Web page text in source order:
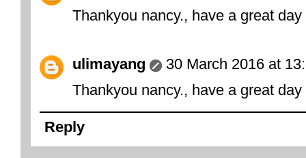
Thankyou nancy., have a great day
ulimayang
30 March 2016 at
Thankyou nancy., have a great day
Reply